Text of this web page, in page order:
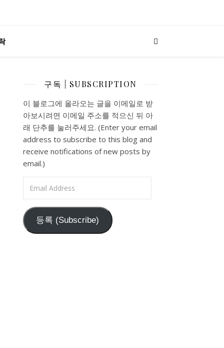
구독 | SUBSCRIPTION
이 블로그에 올라오는 글을 이메일로 받
아보시려면 이메일 주소를 적으신 뒤 아
래 단추를 눌러주세요. (Enter your email
address to subscribe to this blog and
receive notifications of new posts by
email.)
등록 (Subscribe)